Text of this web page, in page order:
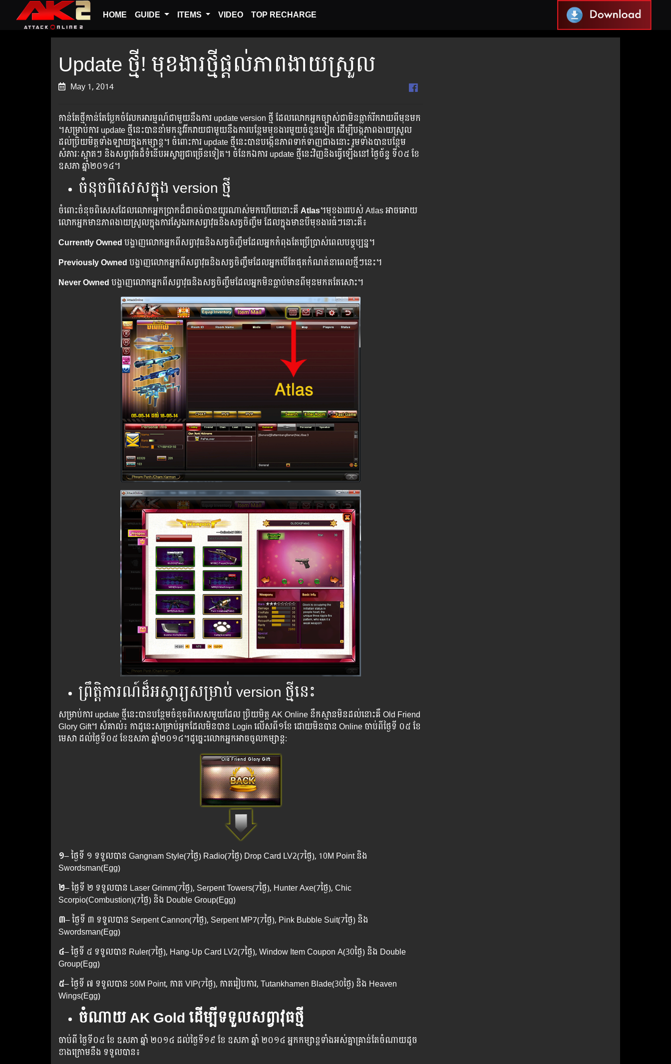
HOME GUIDE ITEMS VIDEO TOP RECHARGE
Update ថ្មី!​ មុខងារថ្មីផ្តល់ភាពងាយស្រួល
May 1, 2014
កាន់តែថ្មី​កាន់​តែ​ប្លែក​ចំលែក​អារម្មណ៍​ជា​មួយ​នឹង​ការ​ ​update version ​ថ្មី​ ​ដែល​លោក​អ្នក​ច្បាស់​ជា​មិន​ធ្លាក់​រីករាយ​ពី​មុន​មក​​​
។​សម្រាប់​ការ​ ​update​ ​ថ្មី​នេះ​បាន​នាំ​មក​នូវ​​​រីករាយ​ជា​មួយ​នឹង​ការ​បន្ថែម​មុខងារ​មួយ​ចំនួន​ទៀត​ ​ដើម្បី​បង្ក​ភាព​ងាយ​ស្រួល​
ដល់​ប្រិយមិត្ត​ទាំង​ឡាយ​ក្នុង​កម្សាន្ត​។ ​​​​​​​​​​ចំពោះ​​​​​​​ការ​​​​ ​​​update​​ ​​​​​ថ្មី​​​​​​នេះ​​​​​​បាន​​​​​​បង្កើន​ភាព​​​​​​​​​ទាក់​​​​​​ទាញ​​​​​​ជាង​​​​នោះ​​​​​ ​រួម​​​​ទាំង​​​​​​បាន​​​​​​​​បន្ថែម​​​
សំភារៈ​​​​ស្អាត​​​​ៗ ​​​និង​​​​​សព្វាវុធ​​​​ដ៏​​​​ទំនើប​​​​​​អស្ចារ្យ​​​​ជា​​​​​ច្រើន​​​​ទៀត​​។ ​​​ចំនែក​​​ឯ​​​ការ​ update​ ​​ថ្មី​​នេះ​​​វិញ​​​និង​​​ធ្វើ​​​ឡើង​​​នៅ​​ ថ្ងៃ​ច័ន្ទ ​​ទី០៥ ខែ
ឧសភា​​ ​ឆ្នាំ២០១៤​។
ចំនុចពិសេសក្នុង​ version ថ្មី
ចំពោះចំនុចពិសេសដែលលោកអ្នកប្រាកដ៏ជាចង់បានយូរណាស់មកហើយនោះគឺAtlas​។​មុខ​ងារ​របស់ ​Atlas​ ​អាច​អោយ​
លោក​អ្នក​មាន​ភាព​ងាយ​ស្រួល​ក្នុង​ការ​ស្វែង​រក​សព្វាវុធ​និង​សត្វ​ចិញ្ចឹម​ ​ដែល​ក្នុង​មាន​បី​មុខ​ងារ​ធំ​ៗ​នោះ​គឺ​៖
Currently Ownedបង្ហាញលោកអ្នកពីសព្វាវុធនិងសត្វចិញ្ចឹមដែលអ្នកកំពុងតែប្រើប្រាស់ពេលបច្ចុប្បន្ន។
Previously Ownedបង្ហាញលោកអ្នកពីសព្វាវុធនិងសត្វចិញ្ចឹមដែលអ្នកបើតែផុតកំណត់នាពេលថ្មីៗនេះ។
Never Ownedបង្ហាញលោកអ្នកពីសព្វាវុធនិងសត្វចិញ្ចឹមដែលអ្នកមិនធ្លាប់មានពីមុនមកតតែសោះ។
ព្រឹត្តិការណ៍ដ៏អស្ចារ្យសម្រាប់ version ថ្មីនេះ
សម្រាប់​ការ update ​ថ្មី​នេះ​បាន​បន្ថែម​ចំនុច​ពិសេស​មួយ​ដែល​ ប្រិយមិត្ត AK Online ​នឹក​ស្មាន​មិន​ដល់​នោះ​គឺ ​Old Friend
Glory Gift។​ ​សំគាល់​៖ ​​កាដូ​នេះ​សម្រាប់​អ្នក​ដែល​មិន​បាន​ Login​ លើស​ពី​១​ខែ​ ​ដោយ​មិន​បាន​​ ​Online ​ចាប់​ពី​ថ្ងៃ​ទី​​ ០៥ ​ខែ​
មេសា​ ​ដល់​ថ្ងៃ​ទី​០៥ ​ខែ​ឧសភា​ ​ឆ្នាំ​២០១៤។​ដូច្នេះ​លោក​អ្នក​អាច​ចូល​កម្សាន្ត:​
១– ថ្ងៃទី ១ ទទួលបាន Gangnam Style(7ថ្ងៃ) Radio(7ថ្ងៃ) Drop Card LV2(7ថ្ងៃ),​ 10M Point និង
Swordsman(Egg)
២– ថ្ងៃទី ២ ទទួលបាន​ Laser Grimm(7ថ្ងៃ),​ Serpent Towers(7ថ្ងៃ), Hunter Axe(7ថ្ងៃ), Chic
Scorpio(Combustion)(7ថ្ងៃ) និង​ Double Group(Egg)
៣– ថ្ងៃទី ៣ ទទួលបាន​ Serpent Cannon(7ថ្ងៃ),​ Serpent MP7(7ថ្ងៃ), Pink Bubble Suit(7ថ្ងៃ)​​ និង
Swordsman(Egg)
៤– ថ្ងៃទី ៥ ទទួលបាន​ Ruler(7ថ្ងៃ),​ Hang-Up Card LV2(7ថ្ងៃ), Window Item Coupon A(30ថ្ងៃ) និង​ Double
Group(Egg)
៥– ថ្ងៃទី ៧ ទទួលបាន​ 50M Point,​ កាត VIP(7ថ្ងៃ), កាតរៀបការ, Tutankhamen Blade(30ថ្ងៃ) និង​ Heaven
Wings(Egg)
ចំណាយ AK Gold ដើម្បីទទួលសព្វាវុធថ្មី
ចាប់​ពី ​​ថ្ងៃ​ទី​០៥ ​ខែ ​ឧសភា ​ឆ្នាំ ២០១៤ ​ដល់​ថ្ងៃ​ទី​១៩ ​ខែ​ ​ឧសភា​ ​ឆ្នាំ ​២០១៤ ​អ្នក​​​កម្សាន្ដ​​​ទាំង​​អស់​​គ្នា​​​គ្រាន់​​​តែ​​​ចំណាយ​​ដូច​​​
ខាង​​​ក្រោម​​​នឹង​​ ​ទទួល​​បាន​​៖​